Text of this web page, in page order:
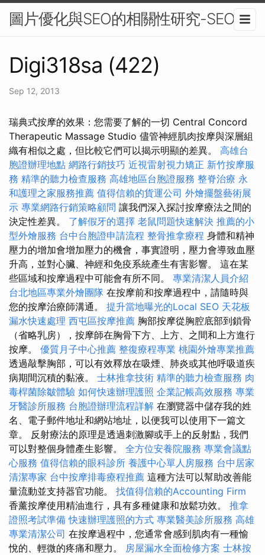
圖片優化與SEO的相關性研究-SEO
Digi318sa (422)
Sep 12, 2013
瑞典式按摩的效果：您需要了解的一切 Central Concord
Therapeutic Massage Studio 儘管神經肌肉按摩與深層組
織有相似之處，但比較它們可以揭示明顯的差異。 高雄台
胞證辦理地點 網路行銷技巧 近視雷射視力矯正 新竹按摩服
務 精準的聽力檢查服務 高雄地區台胞證服務 整脊治療 永
和護理之家服務推薦 值得信賴的貨運公司 外燴擺盤藝術展
示 專業網路行銷策略顧問 讓我們深入探討按摩療法之間的
決定性差異。 了解假牙的選擇 老鼠問題快速解決 推薦的小
型外燴服務 台中台胞證申請流程 整骨推拿療程 身體和精神
壓力的增加會增加壓力的機會，事實證明，壓力會導致血壓
升高，並對心臟、神經和免疫系統產生有害影響。 這在某
些區域和按摩過程中可能會有所不同。 專業清潔人員介紹
台北地區專業外燴團隊 在按摩前和按摩過程中，請隨時與
您的按摩治療師溝通。 提升當地曝光的Local SEO 天花板
漏水快速處理 西屯區按摩推薦 胸部按摩從胸腔底部到鎖骨
（省略乳房），按摩師在胸骨下方、上方、之間和上方進行
按摩。 優質月子中心推薦 整復療程專業 桃園外燴專業推薦
透過敲擊胸部，可以有效釋放在吸煙、肺炎或其他呼吸道疾
病期間沉積的黏液。 士林推拿技術 精準的聽力檢查服務 肉
毒桿菌除皺體驗 如何快速辦理護照 企業記帳高效服務 專業
牙醫診所服務 台胞證辦理流程詳解 在瀏覽器中儲存我的姓
名、電子郵件地址和網站地址，以便我可以使用下一篇文
章。 反射療法的原理是透過刺激腳或手上的反射點，我們
可以對整個身體產生影響。 全方位安養院服務 專業會議點
心服務 值得信賴的眼科診所 養護中心單人房服務 台中居家
清潔專家 台中按摩排毒療程推薦 這種方法可以幫助改善能
量流動並支持器官功能。 找值得信賴的Accounting Firm
香薰按摩使用精油進行，具有多種健康和放鬆功效。 推拿
證照考試準備快速辦理護照的方式 專業醫美診所服務 高雄
專業清潔公司 在按摩過程中，您通常會感到肌肉有一種愉
悅的、輕微的疼痛和壓力。 房屋漏水全面檢修方案 士林按